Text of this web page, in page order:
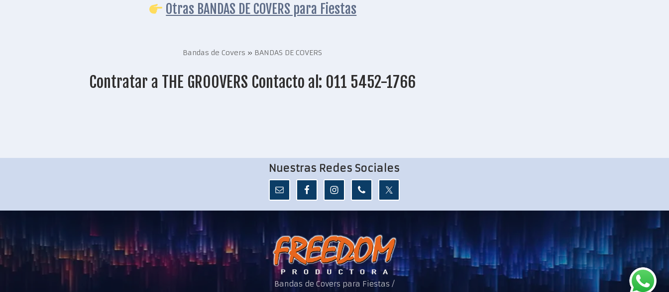
Otras BANDAS DE COVERS para Fiestas
Bandas de Covers » BANDAS DE COVERS
Contratar a THE GROOVERS Contacto al: 011 5452-1766
Nuestras Redes Sociales
Bandas de Covers para Fiestas /